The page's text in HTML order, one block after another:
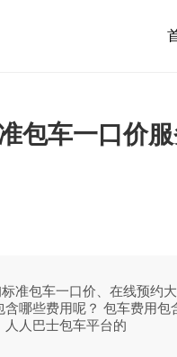
包车一口价
准包车一口价、在线预
哪些费用呢？ 包车费用
人巴士包车平台的